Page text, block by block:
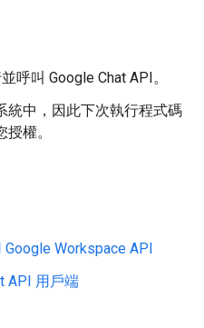
呼叫 Google Chat API。
統中，因此下次執行程式碼
權。
Workspace API
API 用戶端